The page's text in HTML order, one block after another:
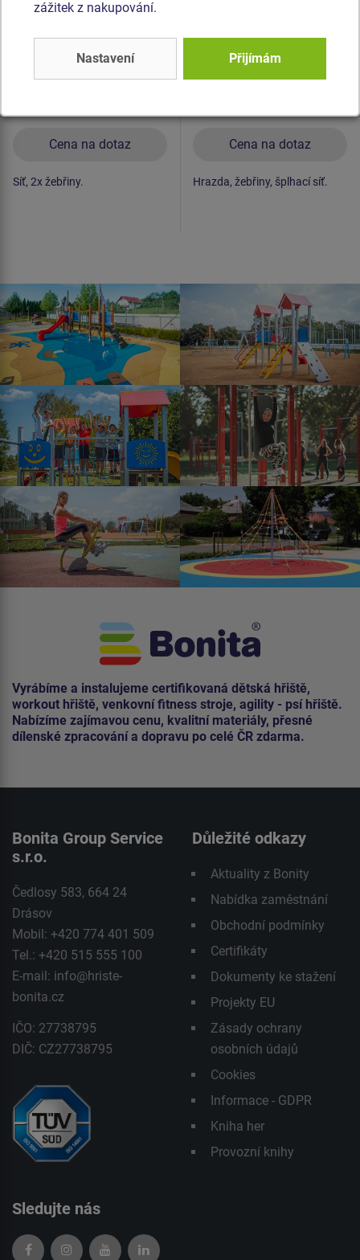
Cena na dotaz
Síť, 2x žebřiny.
Cena na dotaz
Hrazda, žebřiny, šplhací síť.
Vyrábíme a instalujeme certifikovaná dětská hřiště,
workout hřiště, venkovní fitness stroje, agility - psí hřiště.
Nabízíme zajímavou cenu, kvalitní materiály, přesné
dílenské zpracování a dopravu po celé ČR zdarma.
Bonita Group Service
s.r.o.
Čedlosy 583, 664 24
Drásov
Mobil: +420 774 401 509
Tel.: +420 515 555 100
E-mail: info@hriste-
bonita.cz
IČO: 27738795
DIČ: CZ27738795
Důležité odkazy
Aktuality z Bonity
Nabídka zaměstnání
Obchodní podmínky
Certifikáty
Dokumenty ke stažení
Projekty EU
Zásady ochrany
osobních údajů
Cookies
Informace - GDPR
Kniha her
Provozní knihy
Sledujte nás
zážitek z nakupování.
Nastavení Přijímám